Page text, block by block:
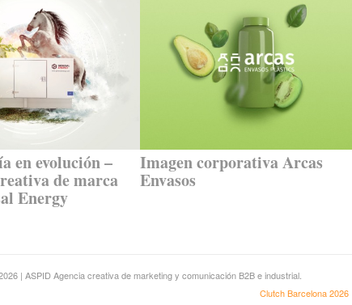
en evolución –
de marca
Energy
Imagen corporativa Arcas
Envasos
| ASPID Agencia creativa de marketing y comunicación B2B e industrial.
Clutch Barcelona 2026